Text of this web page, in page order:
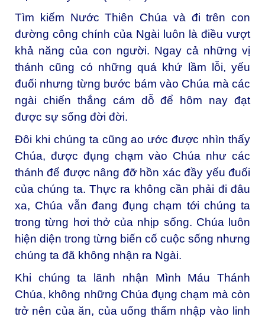
Tìm kiếm Nước Thiên Chúa và đi trên con
đường công chính của Ngài luôn là điều vượt
khả năng của con người. Ngay cả những vị
thánh cũng có những quá khứ lầm lỗi, yếu
đuối nhưng từng bước bám vào Chúa mà các
ngài chiến thắng cám dỗ để hôm nay đạt
được sự sống đời đời.
Đôi khi chúng ta cũng ao ước được nhìn thấy
Chúa, được đụng chạm vào Chúa như các
thánh để được nâng đỡ hồn xác đầy yếu đuối
của chúng ta. Thực ra không cần phải đi đâu
xa, Chúa vẫn đang đụng chạm tới chúng ta
trong từng hơi thở của nhịp sống. Chúa luôn
hiện diện trong từng biến cố cuộc sống nhưng
chúng ta đã không nhận ra Ngài.
Khi chúng ta lãnh nhận Mình Máu Thánh
Chúa, không những Chúa đụng chạm mà còn
trở nên của ăn, của uống thấm nhập vào linh